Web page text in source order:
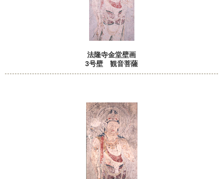
法隆寺金堂壁画
3号壁 観音菩薩